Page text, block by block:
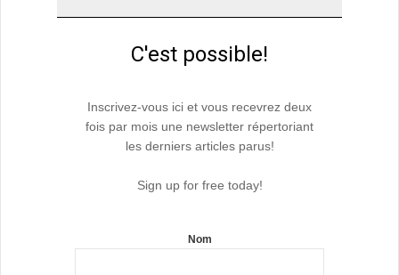
C'est possible!
Inscrivez-vous ici et vous recevrez deux
fois par mois une newsletter répertoriant
les derniers articles parus!
Sign up for free today!
Nom